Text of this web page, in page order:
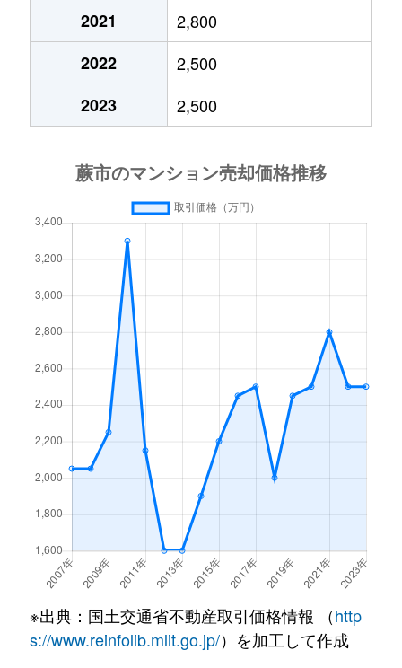
3,300万円 蕨
2,900万円 蕨
4,600万円 蕨
2,200万円
2,500万円 蕨
3,400万円
錦町
2,100万円
南町
4,000万円 徒歩14分
南町
650万円 徒歩7分
南町
2,200万円 西川口 徒歩10分
南町
2,900万円 西川口 徒歩16分
3,000万円 西川口
2021
2,800
2022
2,500
2023
2,500
※出典：国土交通省不動産取引価格情報 （http
s://www.reinfolib.mlit.go.jp/）を加工して作成